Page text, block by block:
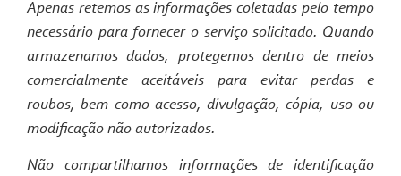
Apenas retemos as informações coletadas pelo tempo
necessário para fornecer o serviço solicitado. Quando
armazenamos dados, protegemos dentro de meios
comercialmente aceitáveis para evitar perdas e
roubos, bem como acesso, divulgação, cópia, uso ou
modificação não autorizados.
Não compartilhamos informações de identificação